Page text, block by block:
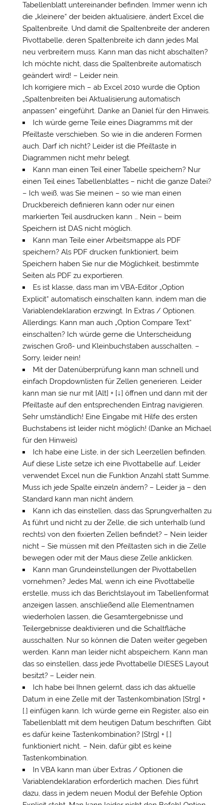
Tabellenblatt untereinander befinden. Immer wenn ich
die „kleinere“ der beiden aktualisiere, ändert Excel die
Spaltenbreite. Und damit die Spaltenbreite der anderen
Pivottabelle, deren Spaltenbreite ich dann jedes Mal
neu verbreitern muss. Kann man das nicht abschalten?
Ich möchte nicht, dass die Spaltenbreite automatisch
geändert wird! – Leider nein.
Ich korrigiere mich – ab Excel 2010 wurde die Option
„Spaltenbreiten bei Aktualisierung automatisch
anpassen“ eingeführt. Danke an Daniel für den Hinweis.
Ich würde gerne Teile eines Diagramms mit der
Pfeiltaste verschieben. So wie in die anderen Formen
auch. Darf ich nicht? Leider ist die Pfeiltaste in
Diagrammen nicht mehr belegt.
Kann man einen Teil einer Tabelle speichern? Nur
einen Teil eines Tabellenblattes – nicht die ganze Datei?
– Ich weiß, was Sie meinen – so wie man einen
Druckbereich definieren kann oder nur einen
markierten Teil ausdrucken kann … Nein – beim
Speichern ist DAS nicht möglich.
Kann man Teile einer Arbeitsmappe als PDF
speichern? Als PDF drucken funktioniert, beim
Speichern haben Sie nur die Möglichkeit, bestimmte
Seiten als PDF zu exportieren.
Es ist klasse, dass man im VBA-Editor „Option
Explicit“ automatisch einschalten kann, indem man die
Variablendeklaration erzwingt. In Extras / Optionen.
Allerdings: Kann man auch „Option Compare Text“
einschalten? Ich würde gerne die Unterscheidung
zwischen Groß- und Kleinbuchstaben ausschalten. –
Sorry, leider nein!
Mit der Datenüberprüfung kann man schnell und
einfach Dropdownlisten für Zellen generieren. Leider
kann man sie nur mit [Alt] + [↓] öffnen und dann mit der
Pfeiltaste auf den entsprechenden Eintrag navigieren.
Sehr umständlich! Eine Eingabe mit Hilfe des ersten
Buchstabens ist leider nicht möglich! (Danke an Michael
für den Hinweis)
Ich habe eine Liste, in der sich Leerzellen befinden.
Auf diese Liste setze ich eine Pivottabelle auf. Leider
verwendet Excel nun die Funktion Anzahl statt Summe.
Muss ich jede Spalte einzeln ändern? – Leider ja – den
Standard kann man nicht ändern.
Kann ich das einstellen, dass das Sprungverhalten zu
A1 führt und nicht zu der Zelle, die sich unterhalb (und
rechts) von den fixierten Zellen befindet? – Nein leider
nicht – Sie müssen mit den Pfeiltasten sich in die Zelle
bewegen oder mit der Maus diese Zelle anklicken.
Kann man Grundeinstellungen der Pivottabellen
vornehmen? Jedes Mal, wenn ich eine Pivottabelle
erstelle, muss ich das Berichtslayout im Tabellenformat
anzeigen lassen, anschließend alle Elementnamen
wiederholen lassen, die Gesamtergebnisse und
Teilergebnisse deaktivieren und die Schaltfläche
ausschalten. Nur so können die Daten weiter gegeben
werden. Kann man leider nicht abspeichern. Kann man
das so einstellen, dass jede Pivottabelle DIESES Layout
besitzt? – Leider nein.
Ich habe bei Ihnen gelernt, dass ich das aktuelle
Datum in eine Zelle mit der Tastenkombination [Strg] +
[.] einfügen kann. Ich würde gerne ein Register, also ein
Tabellenblatt mit dem heutigen Datum beschriften. Gibt
es dafür keine Tastenkombination? [Strg] + [.]
funktioniert nicht. – Nein, dafür gibt es keine
Tastenkombination.
In VBA kann man über Extras / Optionen die
Variablendeklaration erforderlich machen. Dies führt
dazu, dass in jedem neuen Modul der Befehle Option